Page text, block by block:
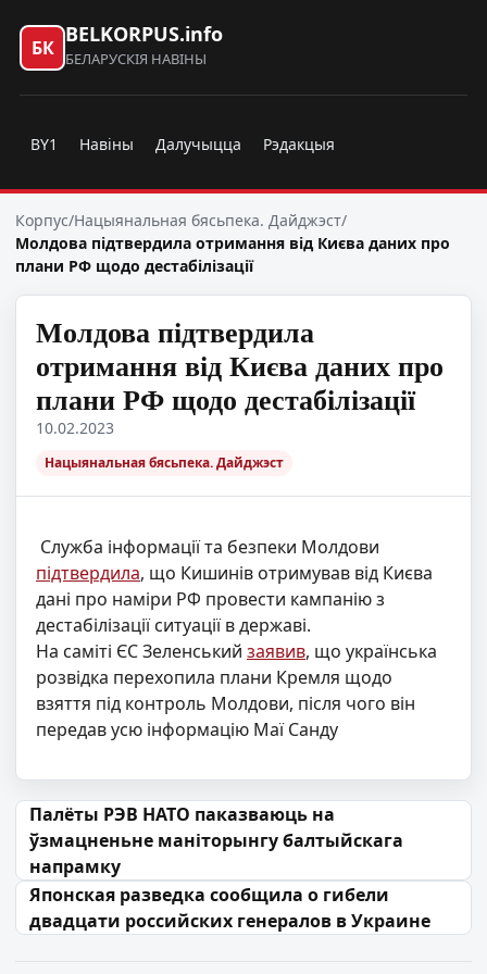
БК
BELKORPUS.info
БЕЛАРУСКІЯ НАВІНЫ
BY1 Навіны Далучыцца Рэдакцыя
Корпус/Нацыянальная бясьпека. Дайджэст/
Молдова підтвердила отримання від Києва даних про
плани РФ щодо дестабілізації
Молдова підтвердила
отримання від Києва даних про
плани РФ щодо дестабілізації
10.02.2023
Нацыянальная бясьпека. Дайджэст
Служба інформації та безпеки Молдови
підтвердила, що Кишинів отримував від Києва
дані про наміри РФ провести кампанію з
дестабілізації ситуації в державі.
На саміті ЄС Зеленський заявив, що українська
розвідка перехопила плани Кремля щодо
взяття під контроль Молдови, після чого він
передав усю інформацію Маї Санду
Навігацыя па запісах
Палёты РЭВ НАТО паказваюць на
ўзмацненьне маніторынгу балтыйскага
напрамку
Японская разведка сообщила о гибели
двадцати российских генералов в Украине